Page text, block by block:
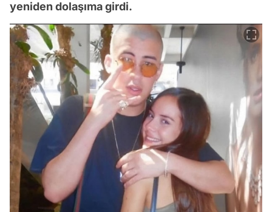
yeniden dolaşıma girdi.